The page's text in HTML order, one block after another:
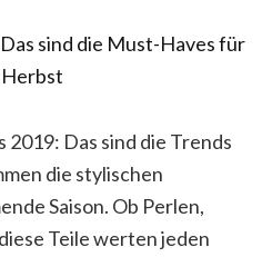
2019: Das sind die Trends
die stylischen
Saison. Ob Perlen,
Teile werten jeden